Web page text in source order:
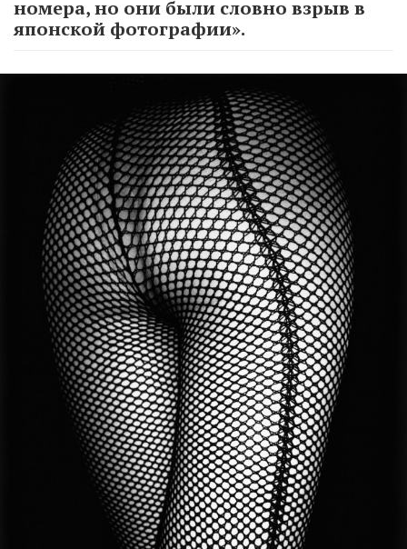
номера, но они были словно взрыв в
японской фотографии».